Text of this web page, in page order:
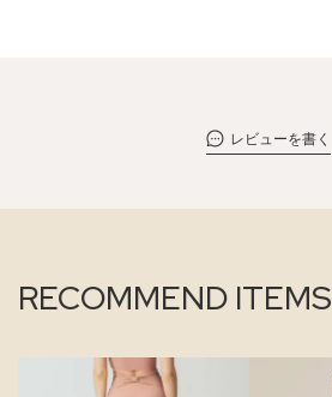
レビューを書く
RECOMMEND ITEMS